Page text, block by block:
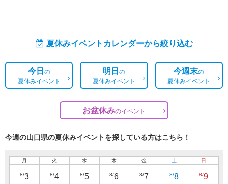
夏休みイベントカレンダーから絞り込む
今日の
夏休みイベント
明日の
夏休みイベント
今週末の
夏休みイベント
お盆休みのイベント
今週の山口県の夏休みイベントを探している方はこちら！
月
8/3
火
8/4
水
8/5
木
8/6
金
8/7
土
8/8
日
8/9